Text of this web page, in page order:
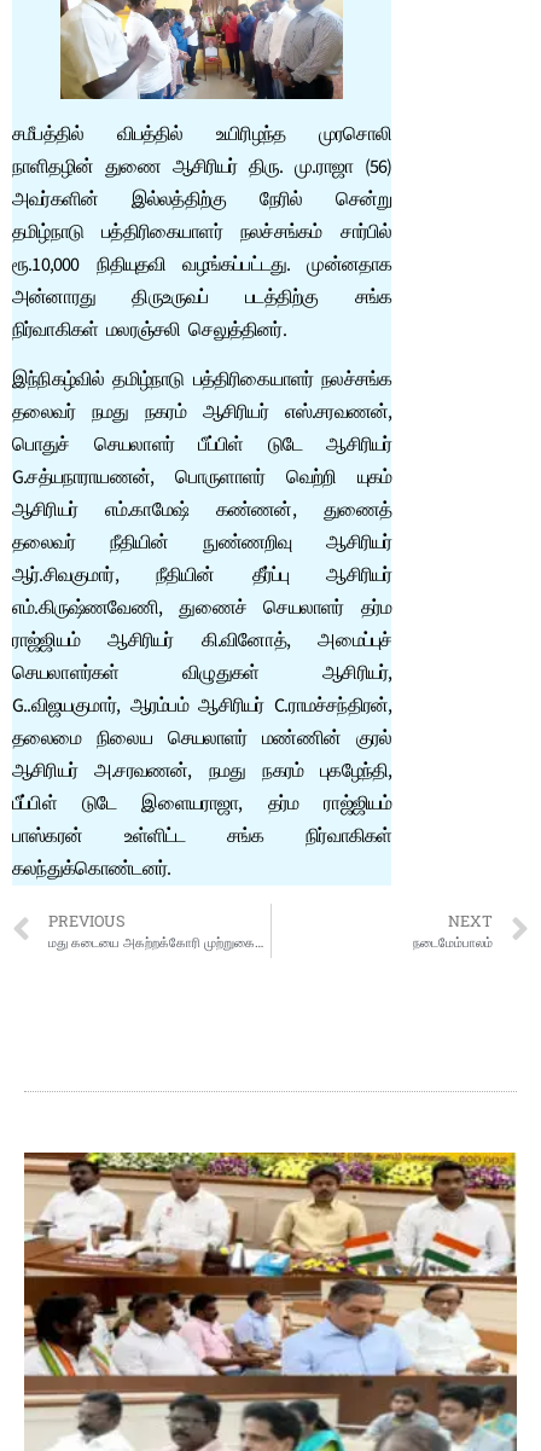
சமீபத்தில் விபத்தில் உயிரிழந்த முரசொலி
நாளிதழின் துணை ஆசிரியர் திரு. மு.ராஜா (56)
அவர்களின் இல்லத்திற்கு நேரில் சென்று
தமிழ்நாடு பத்திரிகையாளர் நலச்சங்கம் சார்பில்
ரூ.10,000 நிதியுதவி வழங்கப்பட்டது. முன்னதாக
அன்னாரது திருஉருவப் படத்திற்கு சங்க
நிர்வாகிகள் மலரஞ்சலி செலுத்தினர்.
இந்நிகழ்வில் தமிழ்நாடு பத்திரிகையாளர் நலச்சங்க
தலைவர் நமது நகரம் ஆசிரியர் எஸ்.சரவணன்,
பொதுச் செயலாளர் பீப்பிள் டுடே ஆசிரியர்
G.சத்யநாராயணன், பொருளாளர் வெற்றி யுகம்
ஆசிரியர் எம்.காமேஷ் கண்ணன், துணைத்
தலைவர் நீதியின் நுண்ணறிவு ஆசிரியர்
ஆர்.சிவகுமார், நீதியின் தீர்ப்பு ஆசிரியர்
எம்.கிருஷ்ணவேணி, துணைச் செயலாளர் தர்ம
ராஜ்ஜியம் ஆசிரியர் கி.வினோத், அமைப்புச்
செயலாளர்கள் விழுதுகள் ஆசிரியர்,
G..விஜயகுமார், ஆரம்பம் ஆசிரியர் C.ராமச்சந்திரன்,
தலைமை நிலைய செயலாளர் மண்ணின் குரல்
ஆசிரியர் அ.சரவணன், நமது நகரம் புகழேந்தி,
பீப்பிள் டுடே இளையராஜா, தர்ம ராஜ்ஜியம்
பாஸ்கரன் உள்ளிட்ட சங்க நிர்வாகிகள்
கலந்துக்கொண்டனர்.
PREVIOUS
மது கடையை அகற்றக்கோரி முற்றுகைப் போராட்டம்
NEXT
நடைமேம்பாலம்